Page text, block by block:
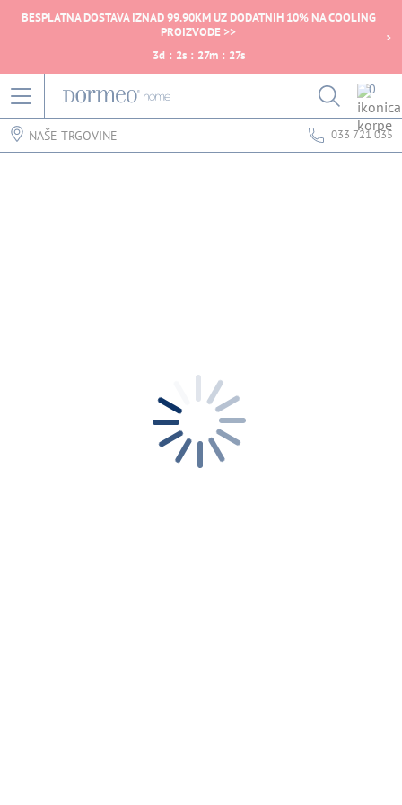
BESPLATNA DOSTAVA IZNAD 99.90KM UZ DODATNIH 10% NA COOLING
PROIZVODE >>
3d : 2s : 27m : 27s
0
NAŠE TRGOVINE 033 721 035